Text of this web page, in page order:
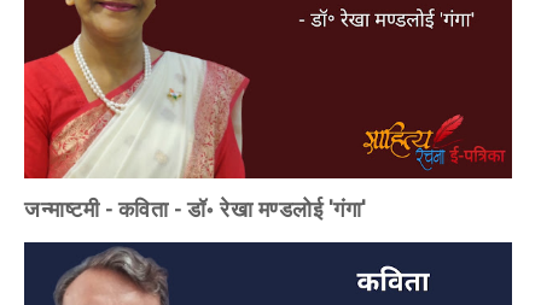
जन्माष्टमी - कविता - डॉ॰ रेखा मण्डलोई 'गंगा'